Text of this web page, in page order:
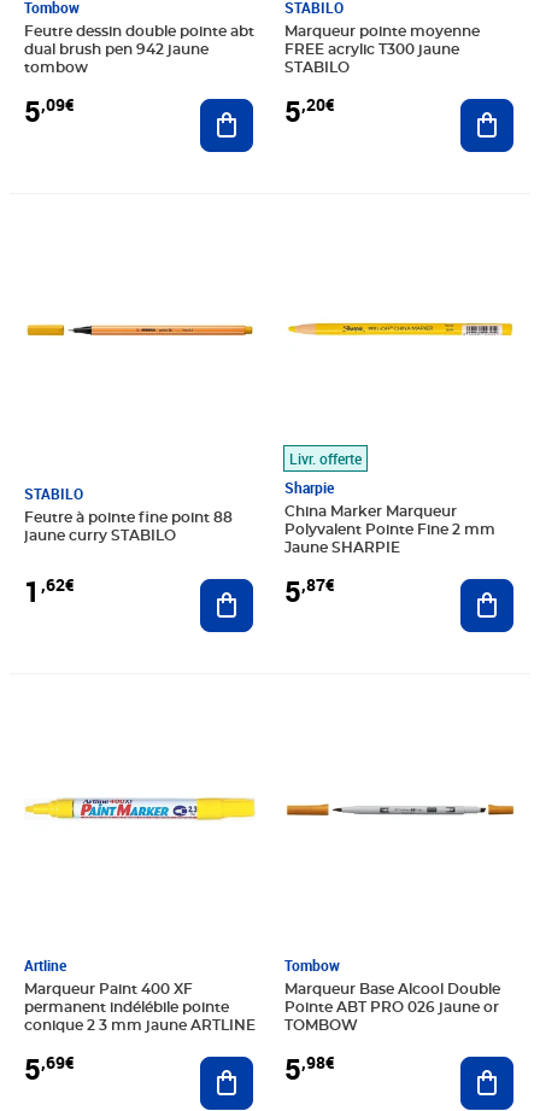
Tombow
Feutre dessin double pointe abt
dual brush pen 942 jaune
tombow
5,09€ Ajouter au panier
STABILO
Marqueur pointe moyenne
FREE acrylic T300 jaune
STABILO
5,20€
STABILO
Feutre à pointe fine point 88
jaune curry STABILO
1 ,62€ Ajouter au panier
Livr. offerte
Sharpie
China Marker Marqueur
Polyvalent Pointe Fine 2 mm
Jaune SHARPIE
5,87€
Artline
Marqueur Paint 400 XF
permanent indélébile pointe
conique 2 3 mm jaune ARTLINE
5,69€ Ajouter au panier
Tombow
Marqueur Base Alcool Double
Pointe ABT PRO 026 jaune or
TOMBOW
5,98€